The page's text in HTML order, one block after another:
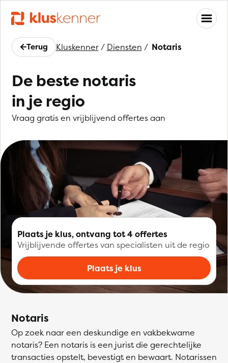
Terug Kluskenner/ Diensten / Notaris
De beste notaris
in je regio
Vraag gratis en vrijblijvend offertes aan
Plaats je klus, ontvang tot 4 offertes
Vrijblijvende offertes van specialisten uit de regio
Plaats je klus
Notaris
Op zoek naar een deskundige en vakbekwame
notaris? Een notaris is een jurist die gerechtelijke
transacties opstelt, bevestigt en bewaart. Notarissen